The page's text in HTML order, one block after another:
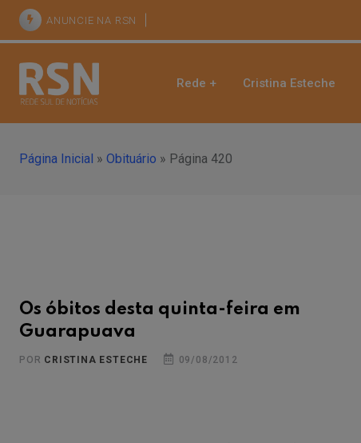
ANUNCIE NA RSN
Rede + Cristina Esteche
Página Inicial » Obituário » Página 420
Os óbitos desta quinta-feira em
Guarapuava
POR CRISTINA ESTECHE 09/08/2012